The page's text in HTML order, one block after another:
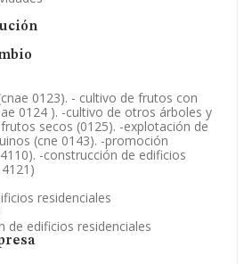
0123). - cultivo de frutos con
0124 ). -cultivo de otros árboles y
secos (0125). -explotación de
(cne 0143). -promoción
-construcción de edificios
residenciales
de edificios residenciales